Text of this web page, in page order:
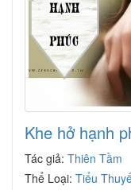
Khe hở hạnh
Tác giả: Thiên Tầm
Thể Loại: Tiểu